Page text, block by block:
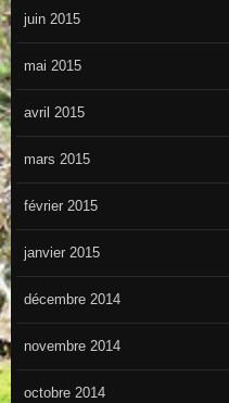
juin 2015
mai 2015
avril 2015
mars 2015
février 2015
janvier 2015
décembre 2014
novembre 2014
octobre 2014